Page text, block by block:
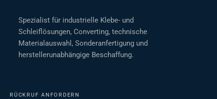
Spezialist für industrielle Klebe- und
Schleiflösungen, Converting, technische
Materialauswahl, Sonderanfertigung und
herstellerunabhängige Beschaffung.
RÜCKRUF ANFORDERN